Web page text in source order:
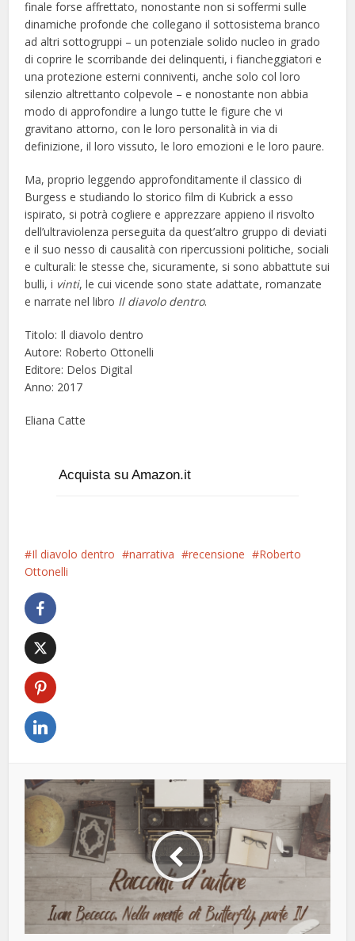
finale forse affrettato, nonostante non si soffermi sulle
dinamiche profonde che collegano il sottosistema branco
ad altri sottogruppi – un potenziale solido nucleo in grado
di coprire le scorribande dei delinquenti, i fiancheggiatori e
una protezione esterni conniventi, anche solo col loro
silenzio altrettanto colpevole – e nonostante non abbia
modo di approfondire a lungo tutte le figure che vi
gravitano attorno, con le loro personalità in via di
definizione, il loro vissuto, le loro emozioni e le loro paure.
Ma, proprio leggendo approfonditamente il classico di
Burgess e studiando lo storico film di Kubrick a esso
ispirato, si potrà cogliere e apprezzare appieno il risvolto
dell’ultraviolenza perseguita da quest’altro gruppo di deviati
e il suo nesso di causalità con ripercussioni politiche, sociali
e culturali: le stesse che, sicuramente, si sono abbattute sui
bulli, i vinti, le cui vicende sono state adattate, romanzate
e narrate nel libro Il diavolo dentro.
Titolo: Il diavolo dentro
Autore: Roberto Ottonelli
Editore: Delos Digital
Anno: 2017
Eliana Catte
Acquista su Amazon.it
Il diavolo dentro narrativa recensione
Roberto
Ottonelli